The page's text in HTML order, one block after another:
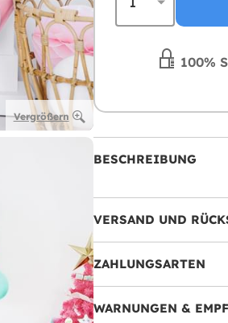
Vergrößern
100%
BESCHREIBUNG
VERSAND UND
ZAHLUNGSARTEN
WARNUNGEN &